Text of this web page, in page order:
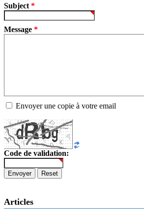
Subject *
Message *
Envoyer une copie à votre email
Code de validation:
Envoyer Reset
Articles